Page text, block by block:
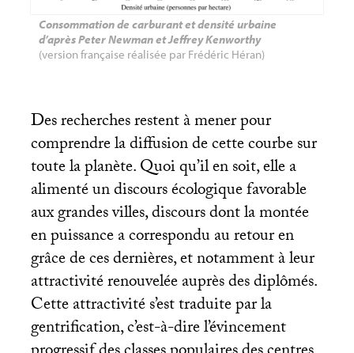
Consommation de carburant et densité urbaine
d’après Peter Newman et Jeffrey Kenworthy
(version française réalisée par Frédéric Héran)
Des recherches restent à mener pour
comprendre la diffusion de cette courbe sur
toute la planète. Quoi qu’il en soit, elle a
alimenté un discours écologique favorable
aux grandes villes, discours dont la montée
en puissance a correspondu au retour en
grâce de ces dernières, et notamment à leur
attractivité renouvelée auprès des diplômés.
Cette attractivité s’est traduite par la
gentrification, c’est-à-dire l’évincement